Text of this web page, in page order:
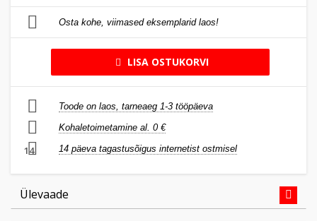
Osta kohe, viimased eksemplarid laos!
LISA OSTUKORVI
Toode on laos, tarneaeg 1-3 tööpäeva
Kohaletoimetamine al. 0 €
14 14 päeva tagastusõigus internetist ostmisel
Ülevaade
Auto